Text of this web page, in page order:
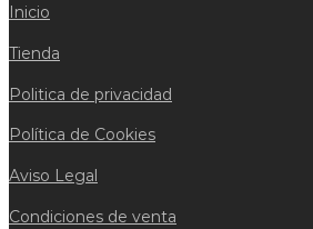
Inicio
Tienda
Politica de privacidad
Política de Cookies
Aviso Legal
Condiciones de venta